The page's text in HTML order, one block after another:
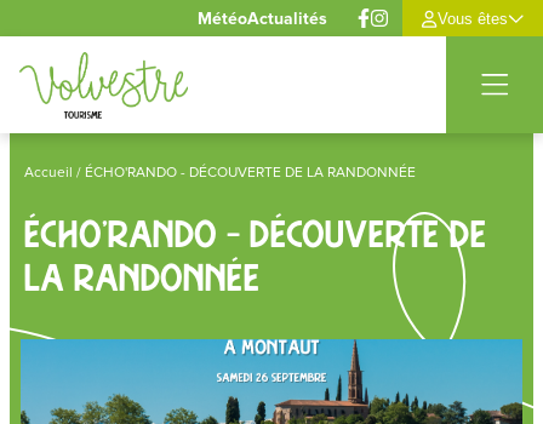
Panneau de gestion des cookies
MétéoActualités Vous êtes
Accueil / ÉCHO'RANDO - DÉCOUVERTE DE LA RANDONNÉE
ÉCHO'RANDO - DÉCOUVERTE DE
LA RANDONNÉE